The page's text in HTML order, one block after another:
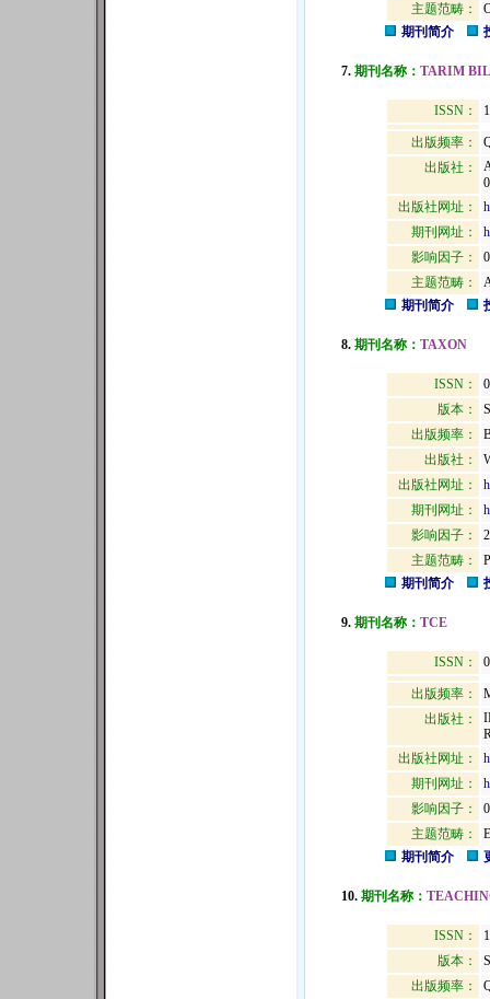
主题范畴：
期刊简介
7. 期刊名称： TARIM
ISSN：
出版频率：
出版社：
出版社网址：
期刊网址：
影响因子：
主题范畴：
期刊简介
8. 期刊名称： TAXON
ISSN：
版本：
出版频率：
出版社：
出版社网址：
期刊网址：
影响因子：
主题范畴：
期刊简介
9. 期刊名称： TCE
ISSN：
出版频率：
出版社：
出版社网址：
期刊网址：
影响因子：
主题范畴：
期刊简介
10. 期刊名称：
ISSN：
版本：
出版频率：